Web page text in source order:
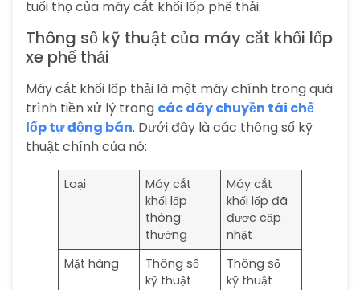
tuổi thọ của máy cắt khối lốp phế thải.
Thông số kỹ thuật của máy cắt khối lốp
xe phế thải
Máy cắt khối lốp thải là một máy chính trong quá
trình tiền xử lý trong các dây chuyền tái chế
lốp tự động bán. Dưới đây là các thông số kỹ
thuật chính của nó:
Loại
Máy cắt
khối lốp
thông
thường
Máy cắt
khối lốp đã
được cập
nhật
Mặt hàng
Thông số
kỹ thuật
Thông số
kỹ thuật